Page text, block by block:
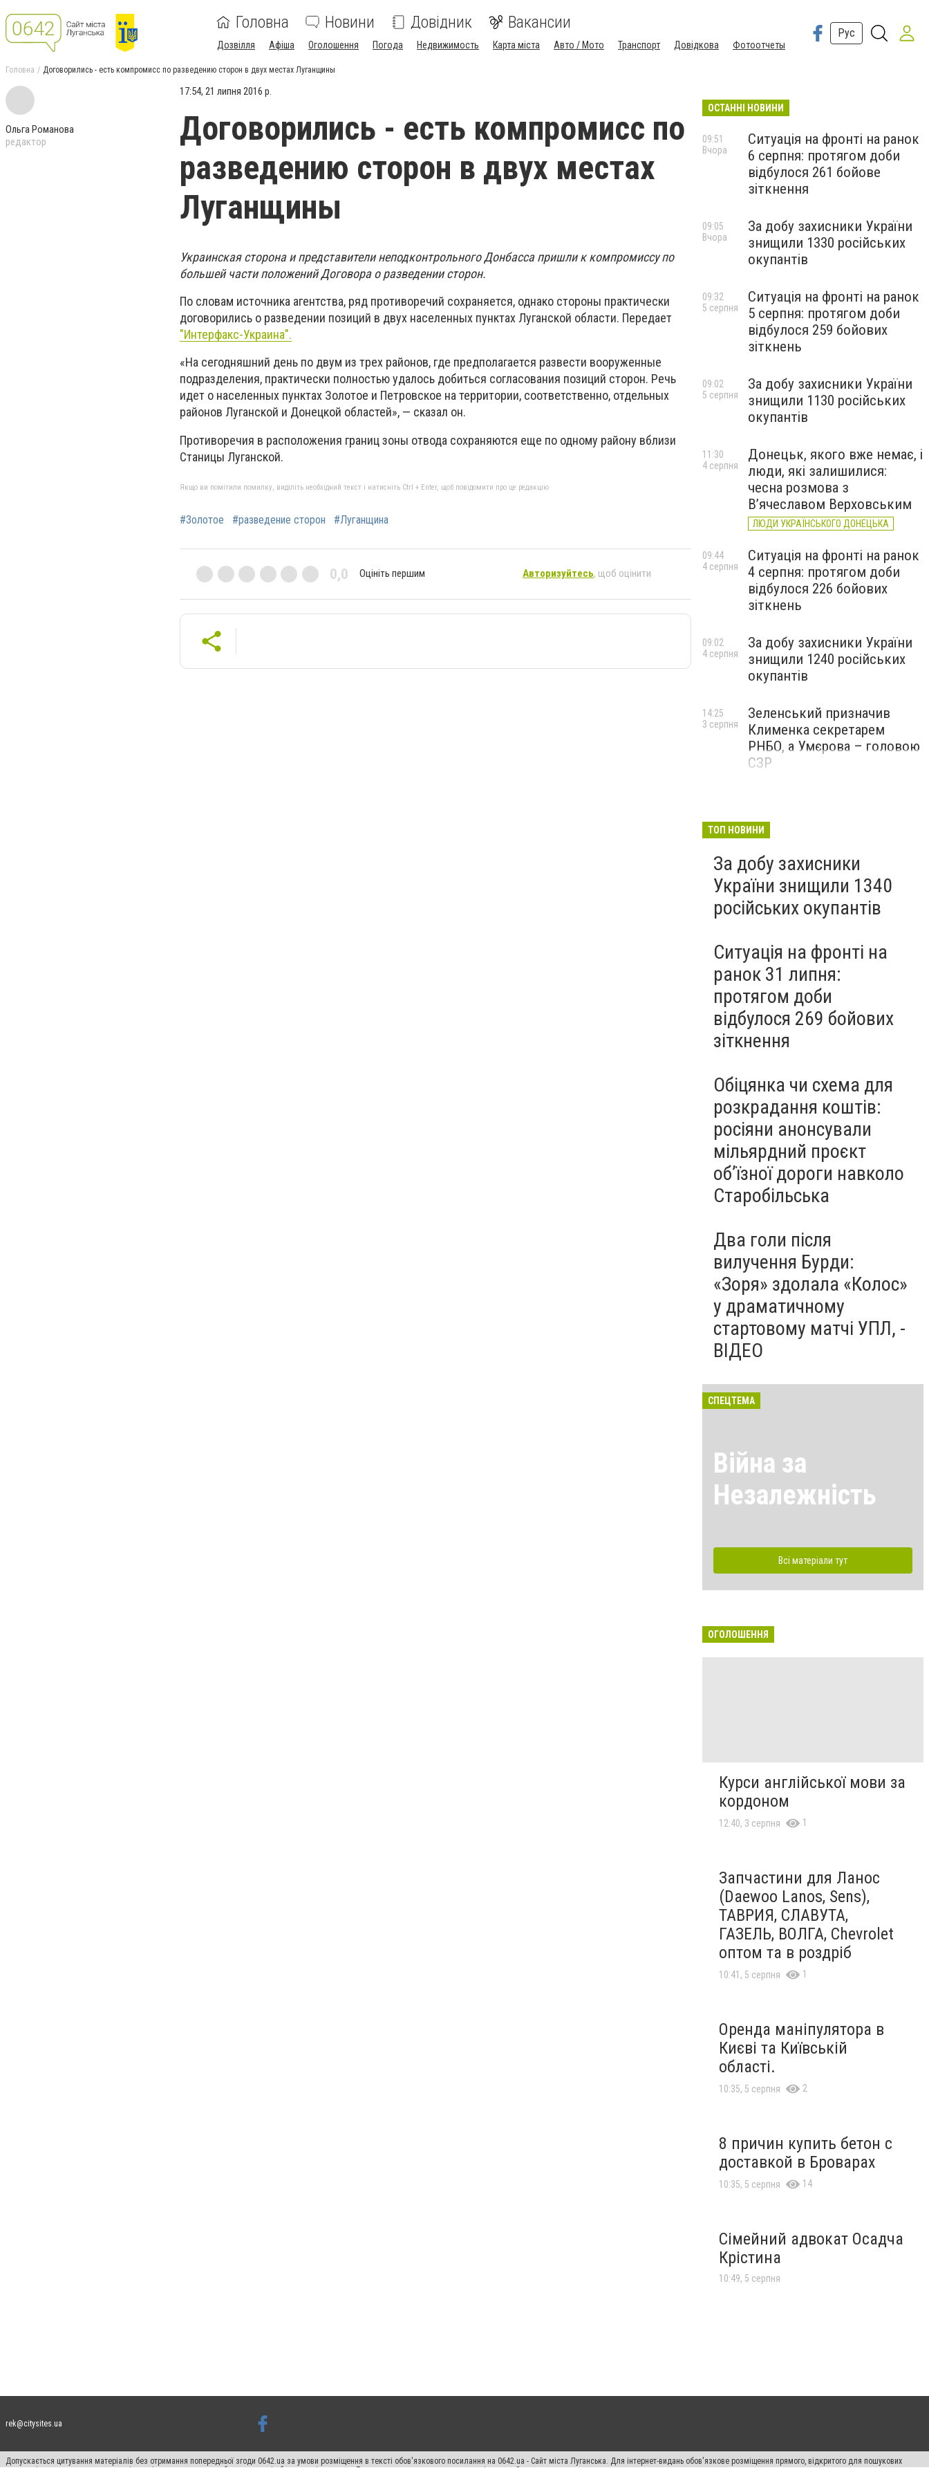
Головна Новини Довідник Вакансии
Дозвілля Афіша Оголошення Погода Недвижимость Карта міста Авто / Мото Транспорт Довідкова Фотоотчеты
Рус
Головна Договорились - есть компромисс по разведению сторон в двух местах Луганщины
Ольга Романова
редактор
17:54, 21 липня 2016 р.
Договорились - есть компромисс по
разведению сторон в двух местах
Луганщины
Украинская сторона и представители неподконтрольного Донбасса пришли к компромиссу по
большей части положений Договора о разведении сторон.
По словам источника агентства, ряд противоречий сохраняется, однако стороны практически
договорились о разведении позиций в двух населенных пунктах Луганской области. Передает
"Интерфакс-Украина".
«На сегодняшний день по двум из трех районов, где предполагается развести вооруженные
подразделения, практически полностью удалось добиться согласования позиций сторон. Речь
идет о населенных пунктах Золотое и Петровское на территории, соответственно, отдельных
районов Луганской и Донецкой областей», — сказал он.
Противоречия в расположения границ зоны отвода сохраняются еще по одному району вблизи
Станицы Луганской.
Якщо ви помітили помилку, виділіть необхідний текст і натисніть Ctrl + Enter, щоб повідомити про це редакцію
#Золотое #разведение сторон #Луганщина
0,0 Оцініть першим Авторизуйтесь, щоб оцінити
ОСТАННІ НОВИНИ
Ситуація на фронті на ранок
6 серпня: протягом доби
відбулося 261 бойове
зіткнення
09:51
Вчора
За добу захисники України
знищили 1330 російських
окупантів
09:05
Вчора
Ситуація на фронті на ранок
5 серпня: протягом доби
відбулося 259 бойових
зіткнень
09:32
5 серпня
За добу захисники України
знищили 1130 російських
окупантів
09:02
5 серпня
Донецьк, якого вже немає, і
люди, які залишилися:
чесна розмова з
В’ячеславом Верховським
ЛЮДИ УКРАЇНСЬКОГО ДОНЕЦЬКА
11:30
4 серпня
Ситуація на фронті на ранок
4 серпня: протягом доби
відбулося 226 бойових
зіткнень
09:44
4 серпня
За добу захисники України
знищили 1240 російських
окупантів
09:02
4 серпня
Зеленський призначив
Клименка секретарем
РНБО, а Умєрова – головою
СЗР
14:25
3 серпня
ТОП НОВИНИ
За добу захисники
України знищили 1340
російських окупантів
Ситуація на фронті на
ранок 31 липня:
протягом доби
відбулося 269 бойових
зіткнення
Обіцянка чи схема для
розкрадання коштів:
росіяни анонсували
мільярдний проєкт
об’їзної дороги навколо
Старобільська
Два голи після
вилучення Бурди:
«Зоря» здолала «Колос»
у драматичному
стартовому матчі УПЛ, -
ВІДЕО
СПЕЦТЕМА
Війна за
Незалежність
Всі матеріали тут
ОГОЛОШЕННЯ
Курси англійської мови за
кордоном
12:40, 3 серпня 1
Запчастини для Ланос
(Daewoo Lanos, Sens),
ТАВРИЯ, СЛАВУТА,
ГАЗЕЛЬ, ВОЛГА, Chevrolet
оптом та в роздріб
10:41, 5 серпня 1
Оренда маніпулятора в
Києві та Київській
області.
10:35, 5 серпня 2
8 причин купить бетон с
доставкой в Броварах
10:35, 5 серпня 14
Сімейний адвокат Осадча
Крістина
10:49, 5 серпня
rek@citysites.ua
Допускається цитування матеріалів без отримання попередньої згоди 0642.ua за умови розміщення в тексті обов'язкового посилання на 0642.ua - Сайт міста Луганська. Для інтернет-видань обов'язкове розміщення прямого, відкритого для пошукових
систем гіперпосилання на цитовані статті не нижче другого абзацу в тексті або в якості джерела. Порушення виняткових прав переслідується Законом.